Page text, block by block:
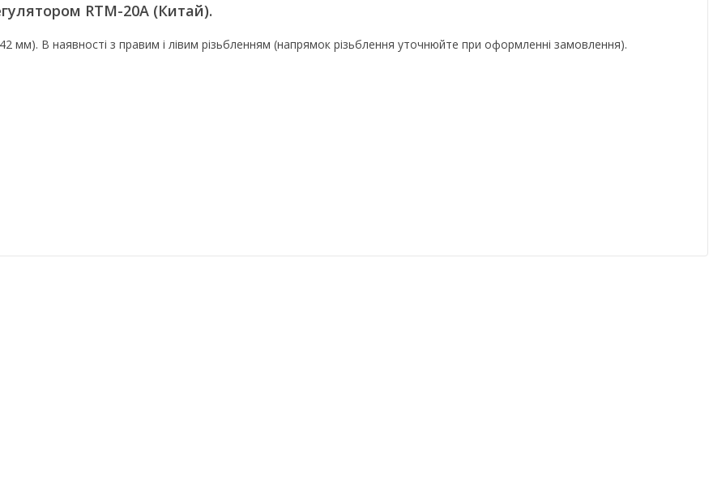
RTM-20A (Китай).
мм). В наявності з правим і лівим різьбленням (напрямок різьблення уточнюйте при оформленні замовлення).